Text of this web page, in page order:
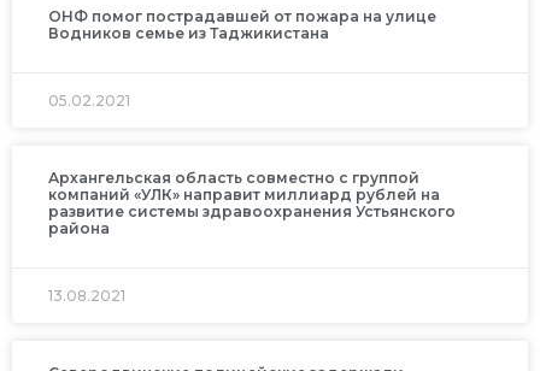
ОНФ помог пострадавшей от пожара на улице
Водников семье из Таджикистана
05.02.2021
Архангельская область совместно с группой
компаний «УЛК» направит миллиард рублей на
развитие системы здравоохранения Устьянского
района
13.08.2021